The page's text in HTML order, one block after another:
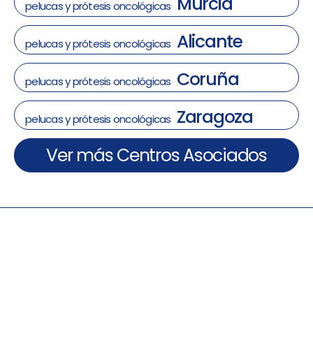
pelucas y prótesis oncológicas
pelucas y prótesis oncológicas Alicante
pelucas y prótesis oncológicas Coruña
pelucas y prótesis oncológicas Zaragoza
Ver más Centros Asociados